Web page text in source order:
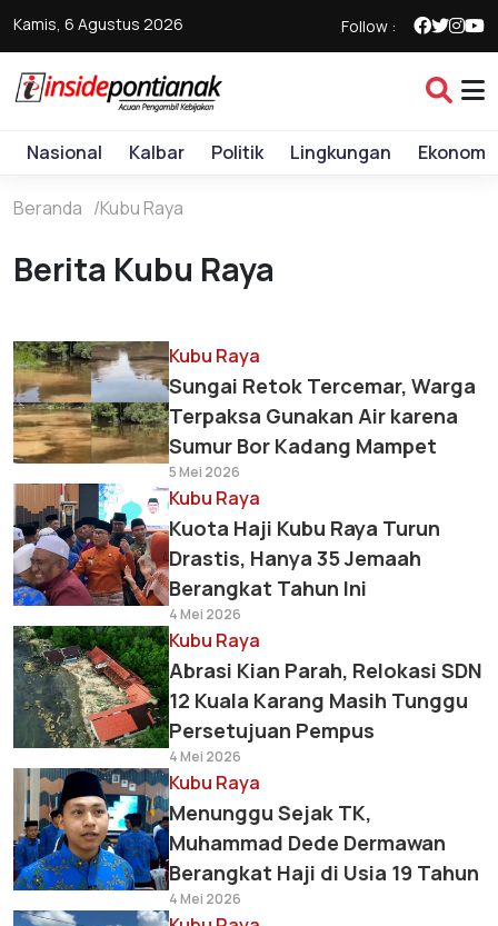
Kamis, 6 Agustus 2026 Follow :
Nasional Kalbar Politik Lingkungan Ekonomi
Beranda Kubu Raya
Berita Kubu Raya
Kubu Raya
Sungai Retok Tercemar, Warga
Terpaksa Gunakan Air karena
Sumur Bor Kadang Mampet
5 Mei 2026
Kubu Raya
Kuota Haji Kubu Raya Turun
Drastis, Hanya 35 Jemaah
Berangkat Tahun Ini
4 Mei 2026
Kubu Raya
Abrasi Kian Parah, Relokasi SDN
12 Kuala Karang Masih Tunggu
Persetujuan Pempus
4 Mei 2026
Kubu Raya
Menunggu Sejak TK,
Muhammad Dede Dermawan
Berangkat Haji di Usia 19 Tahun
4 Mei 2026